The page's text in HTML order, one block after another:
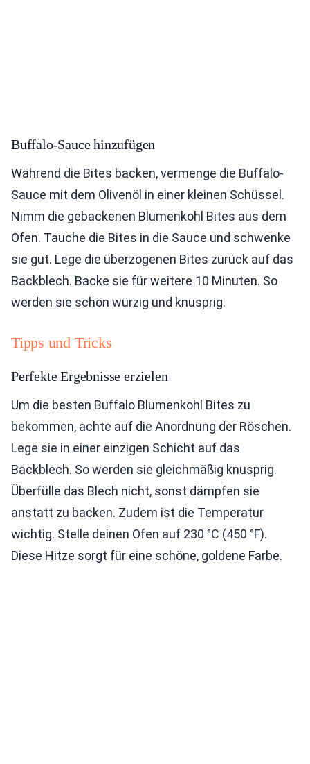
Buffalo-Sauce hinzufügen
Während die Bites backen, vermenge die Buffalo-
Sauce mit dem Olivenöl in einer kleinen Schüssel.
Nimm die gebackenen Blumenkohl Bites aus dem
Ofen. Tauche die Bites in die Sauce und schwenke
sie gut. Lege die überzogenen Bites zurück auf das
Backblech. Backe sie für weitere 10 Minuten. So
werden sie schön würzig und knusprig.
Tipps und Tricks
Perfekte Ergebnisse erzielen
Um die besten Buffalo Blumenkohl Bites zu
bekommen, achte auf die Anordnung der Röschen.
Lege sie in einer einzigen Schicht auf das
Backblech. So werden sie gleichmäßig knusprig.
Überfülle das Blech nicht, sonst dämpfen sie
anstatt zu backen. Zudem ist die Temperatur
wichtig. Stelle deinen Ofen auf 230 °C (450 °F).
Diese Hitze sorgt für eine schöne, goldene Farbe.